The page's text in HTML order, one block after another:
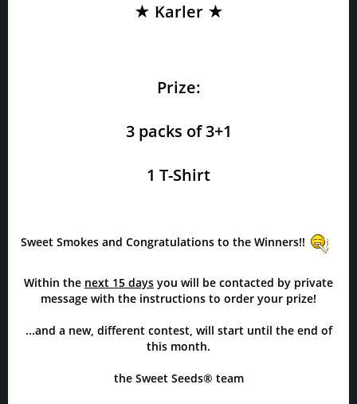
★ Karler ★
Prize:
3 packs of 3+1
1 T-Shirt
Sweet Smokes and Congratulations to the Winners!!
Within the next 15 days you will be contacted by private
message with the instructions to order your prize!
...and a new, different contest, will start until the end of
this month.
the Sweet Seeds® team